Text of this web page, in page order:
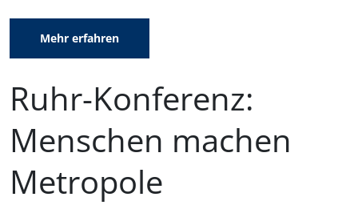
Mehr erfahren
Ruhr-Konferenz:
Menschen machen
Metropole